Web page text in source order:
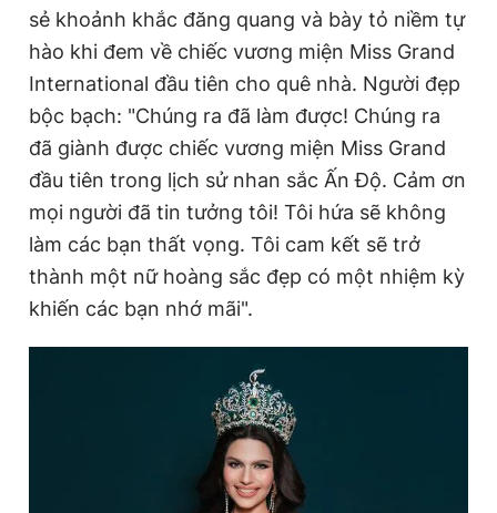
sẻ khoảnh khắc đăng quang và bày tỏ niềm tự
hào khi đem về chiếc vương miện Miss Grand
International đầu tiên cho quê nhà. Người đẹp
bộc bạch: "Chúng ra đã làm được! Chúng ra
đã giành được chiếc vương miện Miss Grand
đầu tiên trong lịch sử nhan sắc Ấn Độ. Cảm ơn
mọi người đã tin tưởng tôi! Tôi hứa sẽ không
làm các bạn thất vọng. Tôi cam kết sẽ trở
thành một nữ hoàng sắc đẹp có một nhiệm kỳ
khiến các bạn nhớ mãi".